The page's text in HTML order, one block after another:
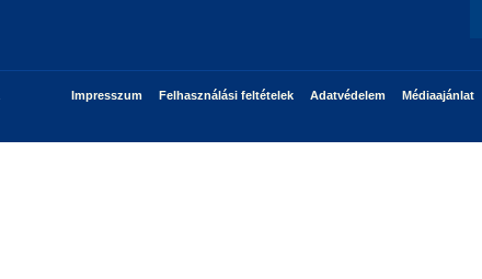
Impresszum Felhasználási feltételek Adatvédelem Médiaajánlat